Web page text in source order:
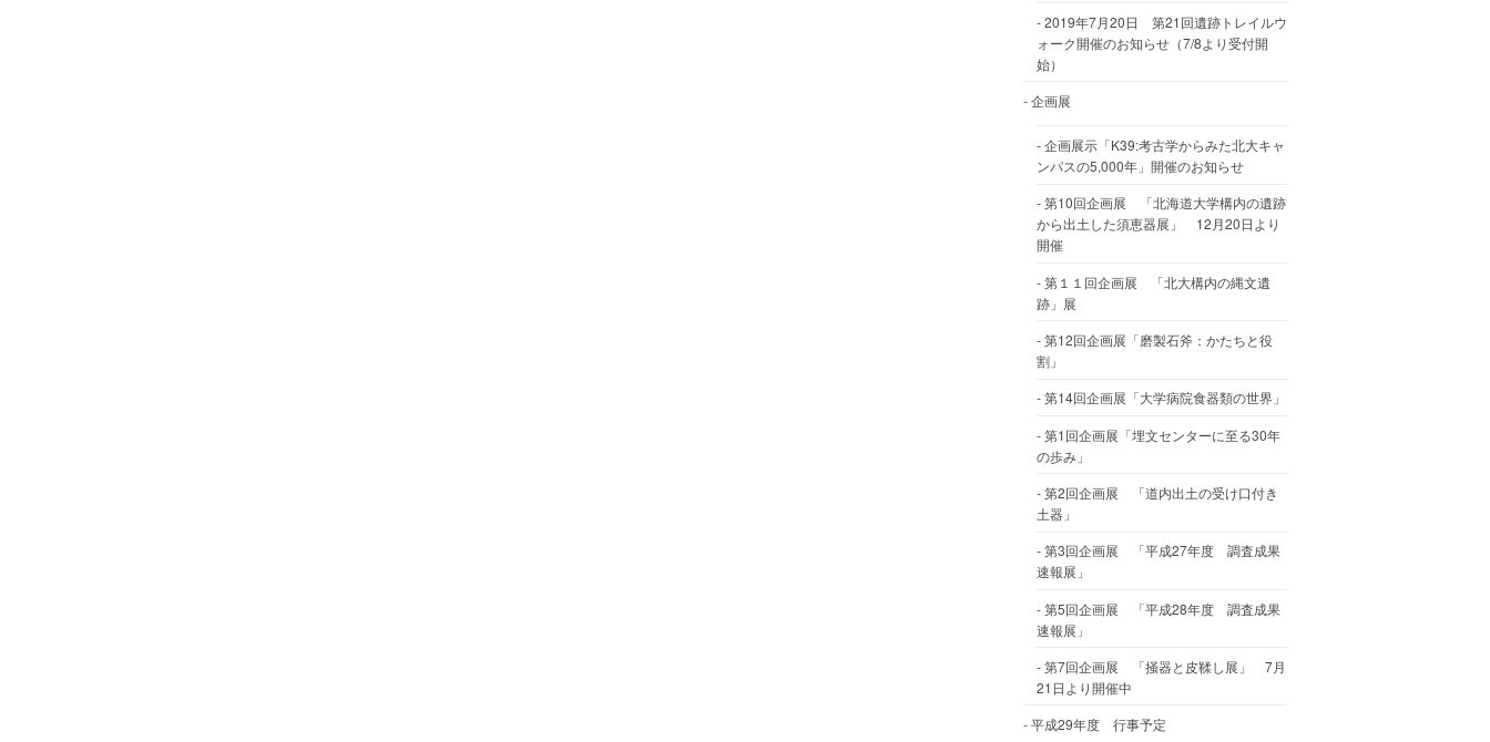
2019年7月20日 第21回遺跡トレイルウ
ォーク開催のお知らせ（7/8より受付開
始）
企画展
企画展示「K39:考古学からみた北大キャ
ンパスの5,000年」開催のお知らせ
第10回企画展 「北海道大学構内の遺跡
から出土した須恵器展」 12月20日より
開催
第１１回企画展 「北大構内の縄文遺
跡」展
第12回企画展「磨製石斧：かたちと役
割」
第14回企画展「大学病院食器類の世界」
第1回企画展「埋文センターに至る30年
の歩み」
第2回企画展 「道内出土の受け口付き
土器」
第3回企画展 「平成27年度 調査成果
速報展」
第5回企画展 「平成28年度 調査成果
速報展」
第7回企画展 「掻器と皮鞣し展」 7月
21日より開催中
平成29年度 行事予定